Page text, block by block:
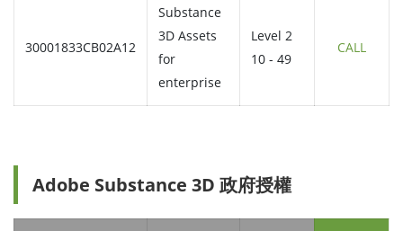
30001833CB02A12
Substance
3D Assets
for
enterprise
Level 2
10 - 49
CALL
Adobe Substance 3D 政府授權